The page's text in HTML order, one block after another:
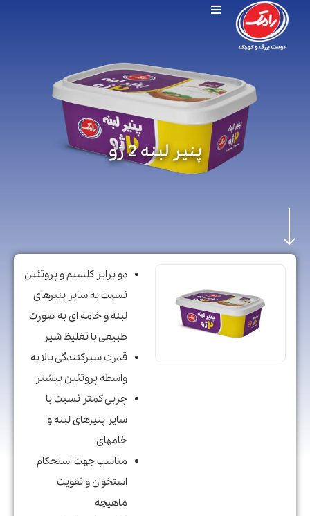
پنیر لبنه 2 ژو
دو برابر کلسیم و پروتئین
نسبت به سایر پنیرهای
لبنه و خامه ‏ای به صورت
طبیعی با تغلیظ شیر
قدرت سیرکنندگی بالا به
واسطه پروتئین بیشتر
چربی کمتر نسبت با
سایر پنیرهای لبنه و
خامه‏ای
مناسب جهت استحکام
استخوان و تقویت
ماهیچه